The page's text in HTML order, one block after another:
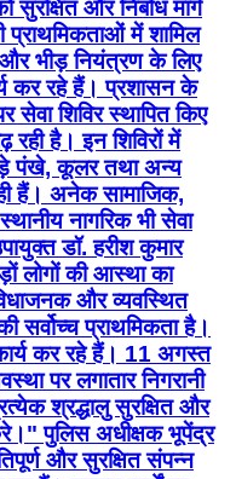
और निर्बाध मार्ग
में शामिल
और भीड़ नियंत्रण के लिए
कर रहे हैं। प्रशासन के
शिविर स्थापित किए
है। इन शिविरों में
पंखे, कूलर तथा अन्य
हैं। अनेक सामाजिक,
नागरिक भी सेवा
डॉ. हरीश कुमार
लोगों की आस्था का
और व्यवस्थित
सर्वोच्च प्राथमिकता है।
कर रहे हैं। 11 अगस्त
पर लगातार निगरानी
श्रद्धालु सुरक्षित और
पुलिस अधीक्षक भूपेंद्र
और सुरक्षित संपन्न